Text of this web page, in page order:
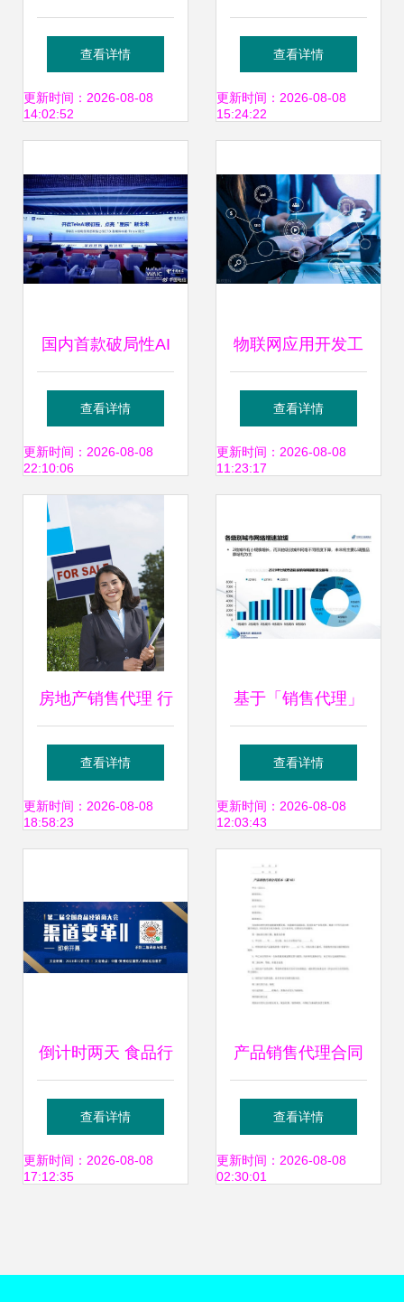
过程中用到的各种
图
查看详情
更新时间：2026-08-08
14:02:52
购到系统集成的全
产业链布局
查看详情
更新时间：2026-08-08
15:24:22
国内首款破局性AI
开发工具 中国电信
星辰软件工厂重磅
发布，软件开发进
入新时代
查看详情
更新时间：2026-08-08
22:10:06
物联网应用开发工
程师资格证书如何
考取？分为几级？
查看详情
更新时间：2026-08-08
11:23:17
房地产销售代理 行
业转型中的机遇与
挑战
查看详情
更新时间：2026-08-08
18:58:23
基于「销售代理」
视角的苏州年会 苏
州授权经销商渠道
网络特征报告发布
查看详情
更新时间：2026-08-08
12:03:43
倒计时两天 食品行
业盛会将启，汇聚
百强品牌见证新机
查看详情
更新时间：2026-08-08
17:12:35
产品销售代理合同
范本大全精选17篇
免费阅读与解析实
查看详情
更新时间：2026-08-08
02:30:01